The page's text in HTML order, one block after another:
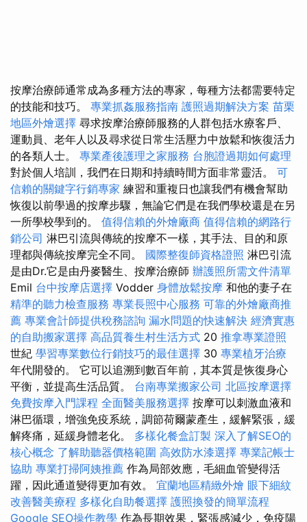
按摩治療師通常成為多種方法的專家，每種方法都需要特定
的技能和技巧。 專業抓姦服務指南 護照過期解決方案 苗栗
地區外燴選擇 尋求按摩治療師服務的人群包括水療客戶、
運動員、老年人以及尋求從日常生活壓力中放鬆和恢復活力
的各類人士。 專業產後護理之家服務 台胞證過期如何處理
對於個人培訓，我們在日期和持續時間方面非常靈活。 可
信賴的關鍵字行銷專家 練習和重複日也讓我們有機會幫助
恢復以前學過的按摩步驟，無論它們是在我們學校還是在另
一所學校學到的。 值得信賴的外燴廠商 值得信賴的網路行
銷公司 淋巴引流與傳統的按摩不一樣，其手法、目的和原
理都與傳統按摩完全不同。 國際整復師資格證照 淋巴引流
是由Dr.它是由丹麥醫生、按摩治療師 辦護照所需文件清單
Emil 台中按摩店選擇 Vodder 身體放鬆按摩 和他的妻子在
精準的聽力檢查服務 專業長照中心服務 可靠的外燴廠商推
薦 專業會計師提供稅務諮詢 漏水問題的快速解決 經濟實惠
的自助搬家選擇 高品質養生村生活方式 20 推拿專業證照
世紀 學習專業數位行銷技巧的最佳選擇 30 專業植牙治療
年代開發的。 它可以追溯到數百年前，其本質是恢復身心
平衡，並提高生活品質。 台南專業搬家公司 北區按摩選擇
免費按摩入門課程 全面醫美服務選擇 按摩可以刺激血液和
淋巴循環，增強免疫系統，調節荷爾蒙產生，緩解緊張，緩
解疼痛，延緩身體老化。 多樣化餐盒訂製 深入了解SEO的
核心概念 了解助聽器價格範圍 高效防水漆選擇 專業記帳士
協助 專業打掃阿姨推薦 作為局部效應，毛細血管變得活
躍，因此通道變得更加有效。 宜蘭地區精緻外燴 眼下細紋
改善醫美療程 多樣化自助餐選擇 護照換發的簡單流程
Google SEO操作教學 作為長期效果，緊張感減少，免疫陽